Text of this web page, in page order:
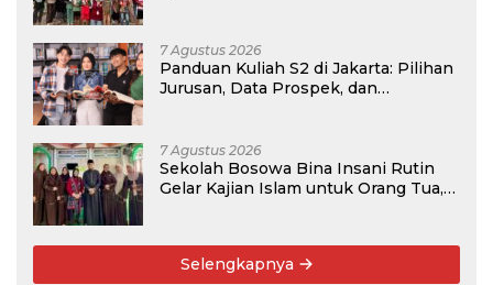
7 Agustus 2026
Panduan Kuliah S2 di Jakarta: Pilihan
Jurusan, Data Prospek, dan
7 Agustus 2026
Sekolah Bosowa Bina Insani Rutin
Gelar Kajian Islam untuk Orang Tua,
Selengkapnya